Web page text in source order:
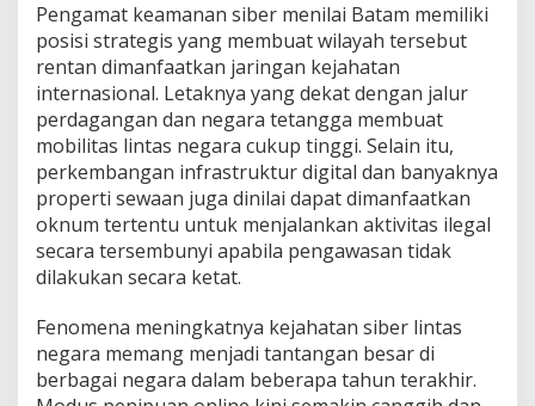
Pengamat keamanan siber menilai Batam memiliki
posisi strategis yang membuat wilayah tersebut
rentan dimanfaatkan jaringan kejahatan
internasional. Letaknya yang dekat dengan jalur
perdagangan dan negara tetangga membuat
mobilitas lintas negara cukup tinggi. Selain itu,
perkembangan infrastruktur digital dan banyaknya
properti sewaan juga dinilai dapat dimanfaatkan
oknum tertentu untuk menjalankan aktivitas ilegal
secara tersembunyi apabila pengawasan tidak
dilakukan secara ketat.
Fenomena meningkatnya kejahatan siber lintas
negara memang menjadi tantangan besar di
berbagai negara dalam beberapa tahun terakhir.